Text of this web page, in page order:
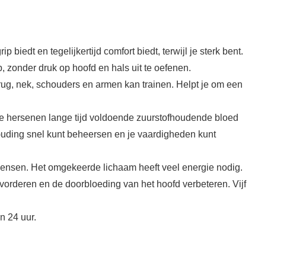
biedt en tegelijkertijd comfort biedt, terwijl je sterk bent.
zonder druk op hoofd en hals uit te oefenen.
nek, schouders en armen kan trainen. Helpt je om een
hersenen lange tijd voldoende zuurstofhoudende bloed
snel kunt beheersen en je vaardigheden kunt
Het omgekeerde lichaam heeft veel energie nodig.
en de doorbloeding van het hoofd verbeteren. Vijf
24 uur.